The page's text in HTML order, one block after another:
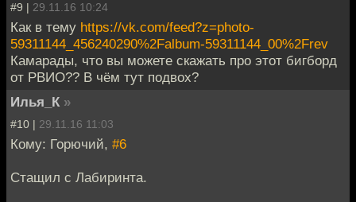
#9 | 29.11.16 10:24
Как в тему https://vk.com/feed?z=photo-
59311144_456240290%2Falbum-59311144_00%2Frev
Камарады, что вы можете скажать про этот бигборд
от РВИО?? В чём тут подвох?
Илья_К »
#10 | 29.11.16 11:03
Кому: Горючий, #6
Стащил с Лабиринта.